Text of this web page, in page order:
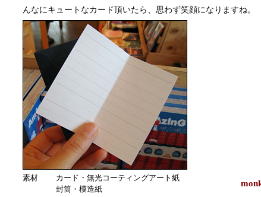
んなにキュートなカード頂いたら、思わず笑顔になりますね。
素材
カード・無光コーティングアート紙
封筒・模造紙